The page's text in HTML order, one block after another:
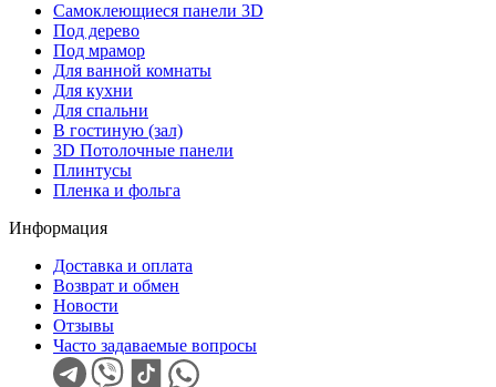
Самоклеющиеся панели 3D
Под дерево
Под мрамор
Для ванной комнаты
Для кухни
Для спальни
В гостиную (зал)
3D Потолочные панели
Плинтусы
Пленка и фольга
Информация
Доставка и оплата
Возврат и обмен
Новости
Отзывы
Часто задаваемые вопросы